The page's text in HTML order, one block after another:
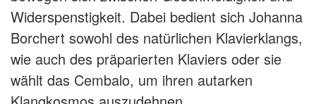
Widerspenstigkeit. Dabei bedient sich Johanna
Borchert sowohl des natürlichen Klavierklangs,
wie auch des präparierten Klaviers oder sie
wählt das Cembalo, um ihren autarken